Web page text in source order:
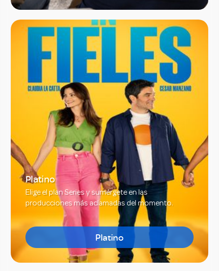
Platino
Elige el plan Series y sumérgete en las
producciones más aclamadas del momento.
Platino